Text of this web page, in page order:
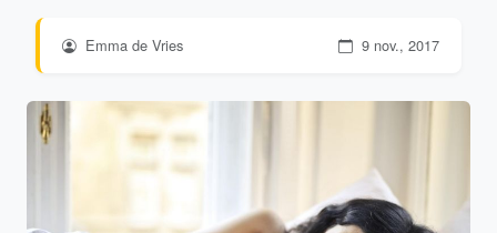
Emma de Vries 9 nov., 2017